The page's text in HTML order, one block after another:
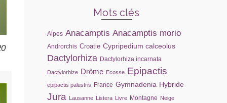
Mots clés
Alpes Anacamptis Anacamptis morio
Androrchis Croatie Cypripedium calceolus
Dactylorhiza Dactylorhiza incarnata
Dactylorhize Drôme Ecosse Epipactis
epipactis palustris France Gymnadenia Hybride
Jura Lausanne Listera Livre Montagne Neige